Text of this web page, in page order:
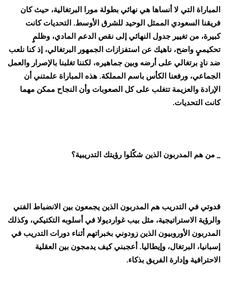
المباراة التي لا أنساها هي نهائي بطولة مورا البرتغالية، حيث كان
فريقنا السعودي الممثل الوحيد للشرق الأوسط. التحديات كانت
كبيرة، من تغيير جدول النهائي إلى نقص الدعم المادي، وظلمٍ
تحكيميٍ واضح، ناهيك عن استفزازات الجمهور البرتغالي، إذ كنا نلعب
ضد نادٍ برتغالي على أرضه وبين جماهيره، لكننا تغلبنا بالإصرار والعمل
الجماعي، ورفعنا الكأس باسم المملكة. هذه المباراة علمتني أن
الإرادة والعزيمة تتغلب على كل الصعوبات وأن النجاح ممكن مهما
كانت التحديات.
_ من هم المدربون الذين شكّلوا رؤيتك التدريبية؟
قدوتي في التدريب هم المدربون الذين يجمعون بين الانضباط الفني
والرؤية الاستراتيجية، مثل بيب غوارديولا في أسلوبه التكتيكي، وكذلك
المدربون الأوروبيون الذين زودوني بخبراتهم أثناء دورات التدريب في
إسبانيا، البرتغال، وإيطاليا. أعجبني كيف يدمجون بين العقلية
الاحترافية وإدارة الفريق بذكاء.